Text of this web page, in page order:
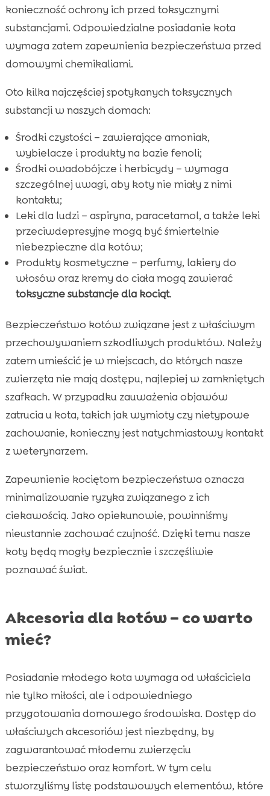
konieczność ochrony ich przed toksycznymi
substancjami. Odpowiedzialne posiadanie kota
wymaga zatem zapewnienia bezpieczeństwa przed
domowymi chemikaliami.
Oto kilka najczęściej spotykanych toksycznych
substancji w naszych domach:
Środki czystości – zawierające amoniak,
wybielacze i produkty na bazie fenoli;
Środki owadobójcze i herbicydy – wymaga
szczególnej uwagi, aby koty nie miały z nimi
kontaktu;
Leki dla ludzi – aspiryna, paracetamol, a także leki
przeciwdepresyjne mogą być śmiertelnie
niebezpieczne dla kotów;
Produkty kosmetyczne – perfumy, lakiery do
włosów oraz kremy do ciała mogą zawierać
toksyczne substancje dla kociąt.
Bezpieczeństwo kotów związane jest z właściwym
przechowywaniem szkodliwych produktów. Należy
zatem umieścić je w miejscach, do których nasze
zwierzęta nie mają dostępu, najlepiej w zamkniętych
szafkach. W przypadku zauważenia objawów
zatrucia u kota, takich jak wymioty czy nietypowe
zachowanie, konieczny jest natychmiastowy kontakt
z weterynarzem.
Zapewnienie kociętom bezpieczeństwa oznacza
minimalizowanie ryzyka związanego z ich
ciekawością. Jako opiekunowie, powinniśmy
nieustannie zachować czujność. Dzięki temu nasze
koty będą mogły bezpiecznie i szczęśliwie
poznawać świat.
Akcesoria dla kotów – co warto
mieć?
Posiadanie młodego kota wymaga od właściciela
nie tylko miłości, ale i odpowiedniego
przygotowania domowego środowiska. Dostęp do
właściwych akcesoriów jest niezbędny, by
zagwarantować młodemu zwierzęciu
bezpieczeństwo oraz komfort. W tym celu
stworzyliśmy listę podstawowych elementów, które